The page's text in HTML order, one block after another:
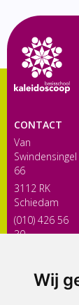
Wij
CONTACT
Van
Swindensingel
66
3112 RK
Schiedam
(010) 426 56
30